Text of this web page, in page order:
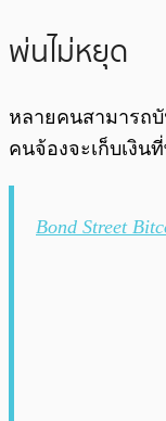
พ่นไม่หยุด
หลายคนสามารถ
คนจ้องจะเก็บเงิน
Bond Street